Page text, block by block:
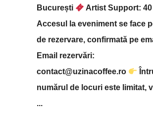
București
Artist Support:
Accesul la eveniment se face
de rezervare, confirmată pe
Email rezervări:
contact@uzinacoffee.ro
numărul de locuri este limitat,